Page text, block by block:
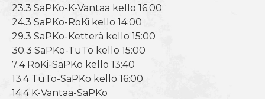
23.3 SaPKo-K-Vantaa kello 16:00
24.3 SaPKo-RoKi kello 14:00
29.3 SaPKo-Ketterä kello 15:00
30.3 SaPKo-TuTo kello 15:00
7.4 RoKi-SaPKo kello 13:40
13.4 TuTo-SaPKo kello 16:00
14.4 K-Vantaa-SaPKo